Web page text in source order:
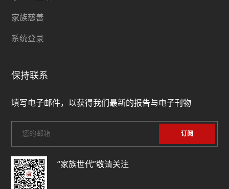
家族慈善
系统登录
保持联系
填写电子邮件，以获得我们最新的报告与电子刊物
“家族世代”敬请关注